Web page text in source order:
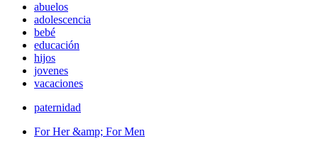
abuelos
adolescencia
bebé
educación
hijos
jovenes
vacaciones
paternidad
For Her &amp; For Men